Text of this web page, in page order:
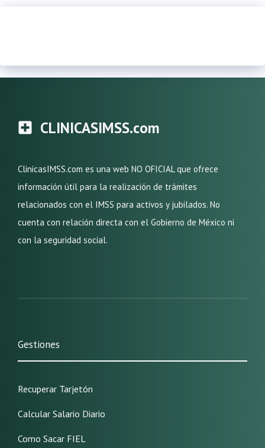
CLINICASIMSS.com
ClinicasIMSS.com es una web NO OFICIAL que ofrece
información útil para la realización de trámites
relacionados con el IMSS para activos y jubilados. No
cuenta con relación directa con el Gobierno de México ni
con la seguridad social.
Gestiones
Recuperar Tarjetón
Calcular Salario Diario
Como Sacar FIEL